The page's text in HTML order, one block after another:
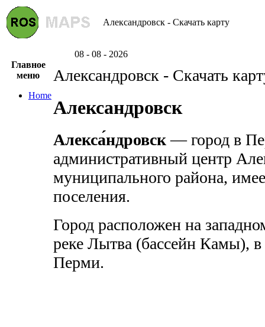
Александровск - Скачать карту
08 - 08 - 2026
Главное
меню
Home
Александровск - Скачать
Александровск
Алекса́ндровск — город в
административный центр
муниципального района,
поселения.
Город расположен на
реке Лытва (бассейн Камы),
Перми.